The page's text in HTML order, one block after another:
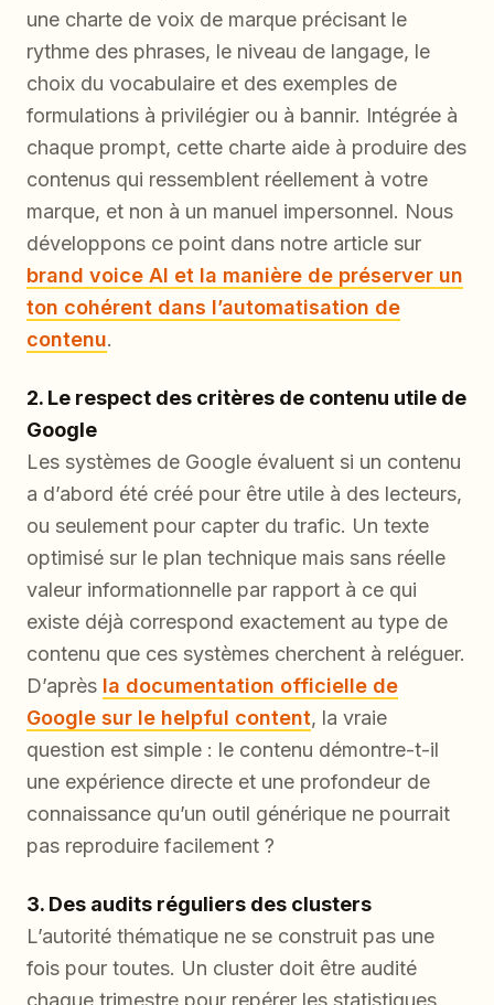
une charte de voix de marque précisant le
rythme des phrases, le niveau de langage, le
choix du vocabulaire et des exemples de
formulations à privilégier ou à bannir. Intégrée à
chaque prompt, cette charte aide à produire des
contenus qui ressemblent réellement à votre
marque, et non à un manuel impersonnel. Nous
développons ce point dans notre article sur
brand voice AI et la manière de préserver un
ton cohérent dans l’automatisation de
contenu.
2. Le respect des critères de contenu utile de
Google
Les systèmes de Google évaluent si un contenu
a d’abord été créé pour être utile à des lecteurs,
ou seulement pour capter du trafic. Un texte
optimisé sur le plan technique mais sans réelle
valeur informationnelle par rapport à ce qui
existe déjà correspond exactement au type de
contenu que ces systèmes cherchent à reléguer.
D’après la documentation officielle de
Google sur le helpful content, la vraie
question est simple : le contenu démontre-t-il
une expérience directe et une profondeur de
connaissance qu’un outil générique ne pourrait
pas reproduire facilement ?
3. Des audits réguliers des clusters
L’autorité thématique ne se construit pas une
fois pour toutes. Un cluster doit être audité
chaque trimestre pour repérer les statistiques